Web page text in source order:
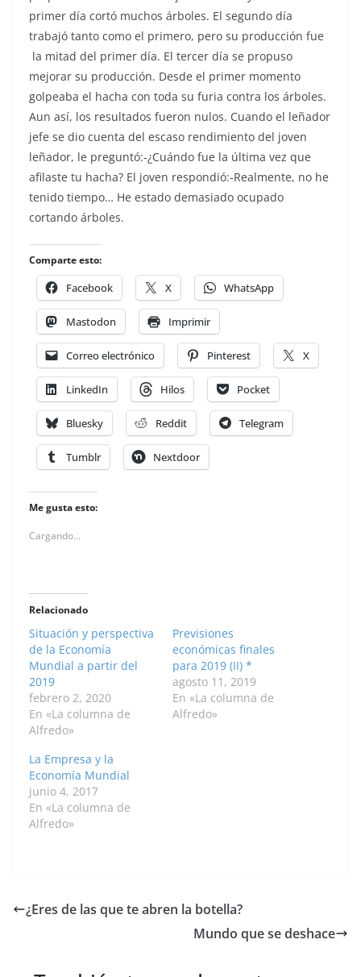
primer día cortó muchos árboles. El segundo día
trabajó tanto como el primero, pero su producción fue
la mitad del primer día. El tercer día se propuso
mejorar su producción. Desde el primer momento
golpeaba el hacha con toda su furia contra los árboles.
Aun así, los resultados fueron nulos. Cuando el leñador
jefe se dio cuenta del escaso rendimiento del joven
leñador, le preguntó:-¿Cuándo fue la última vez que
afilaste tu hacha? El joven respondió:-Realmente, no he
tenido tiempo… He estado demasiado ocupado
cortando árboles.
Comparte esto:
Facebook X WhatsApp
Mastodon Imprimir
Correo electrónico Pinterest X
LinkedIn Hilos Pocket
Bluesky Reddit Telegram
Tumblr Nextdoor
Me gusta esto:
Cargando...
Relacionado
Situación y perspectiva
de la Economía
Mundial a partir del
2019
febrero 2, 2020
En «La columna de
Alfredo»
Previsiones
económicas finales
para 2019 (II) *
agosto 11, 2019
En «La columna de
Alfredo»
La Empresa y la
Economía Mundial
junio 4, 2017
En «La columna de
Alfredo»
¿Eres de las que te abren la botella?
Mundo que se deshace